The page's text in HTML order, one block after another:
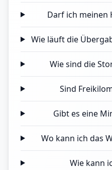
Darf ich meinen
Wie läuft die
Wie sind die
Sind
Gibt es eine
Wo kann ich das
Wie kann